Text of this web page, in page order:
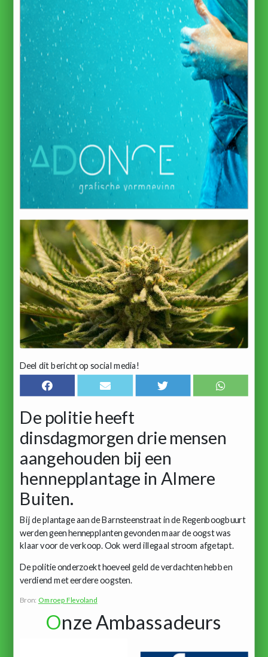
Deel dit bericht op social media!
De politie heeft
dinsdagmorgen drie mensen
aangehouden bij een
hennepplantage in Almere
Buiten.
Bij de plantage aan de Barnsteenstraat in de Regenboogbuurt
werden geen hennepplanten gevonden maar de oogst was
klaar voor de verkoop. Ook werd illegaal stroom afgetapt.
De politie onderzoekt hoeveel geld de verdachten hebben
verdiend met eerdere oogsten.
Bron: Omroep Flevoland
Onze Ambassadeurs